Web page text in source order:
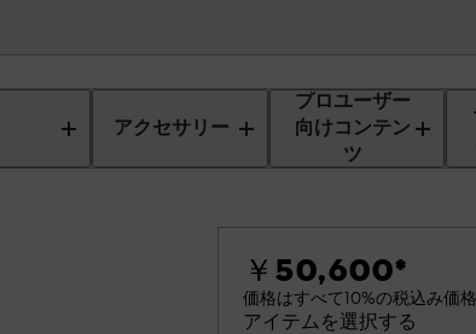
アクセサリー
プロユーザー
向けコンテン
ツ
￥50,600*
価格はすべて10%の税込み価格
アイテムを選択する